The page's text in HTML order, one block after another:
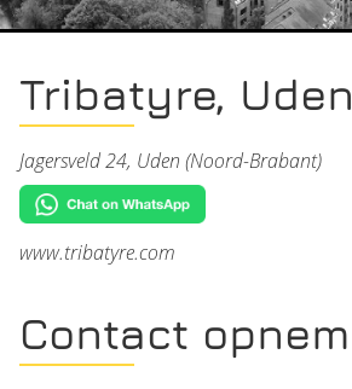
Tribatyre, Uden
Jagersveld 24, Uden (Noord-Brabant)
www.tribatyre.com
Contact